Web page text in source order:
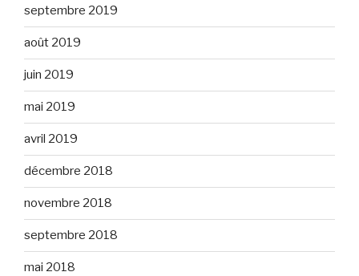
septembre 2019
août 2019
juin 2019
mai 2019
avril 2019
décembre 2018
novembre 2018
septembre 2018
mai 2018